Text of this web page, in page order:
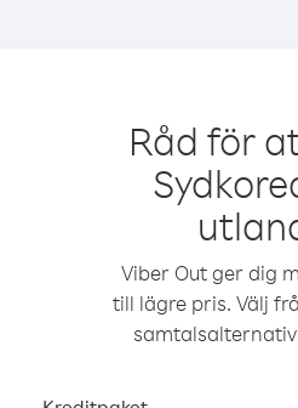
Råd för
Viber Out ger dig
till lägre pris. Välj